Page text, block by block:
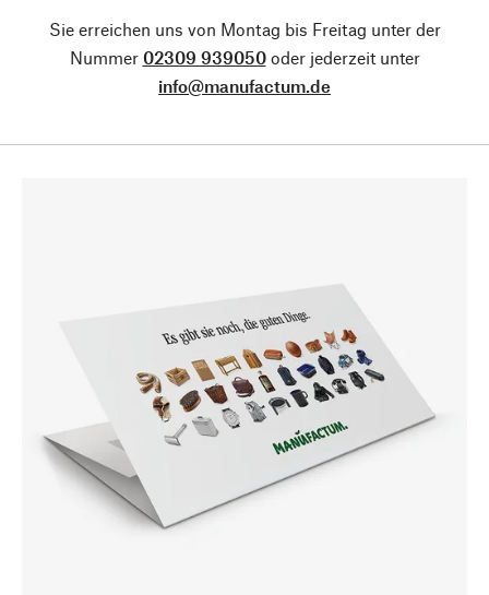
Sie erreichen uns von Montag bis Freitag unter der
Nummer 02309 939050oder jederzeit unter
info@manufactum.de